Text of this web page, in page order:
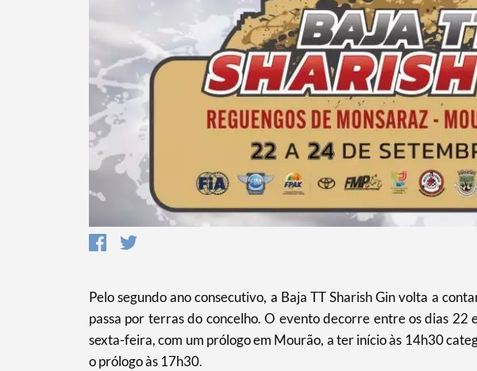
Pelo segundo ano consecutivo, a Baja TT Sharish Gin volta a
passa por terras do concelho. O evento decorre entre os dias
sexta-feira, com um prólogo em Mourão, a ter início às 14h30
o prólogo às 17h30.